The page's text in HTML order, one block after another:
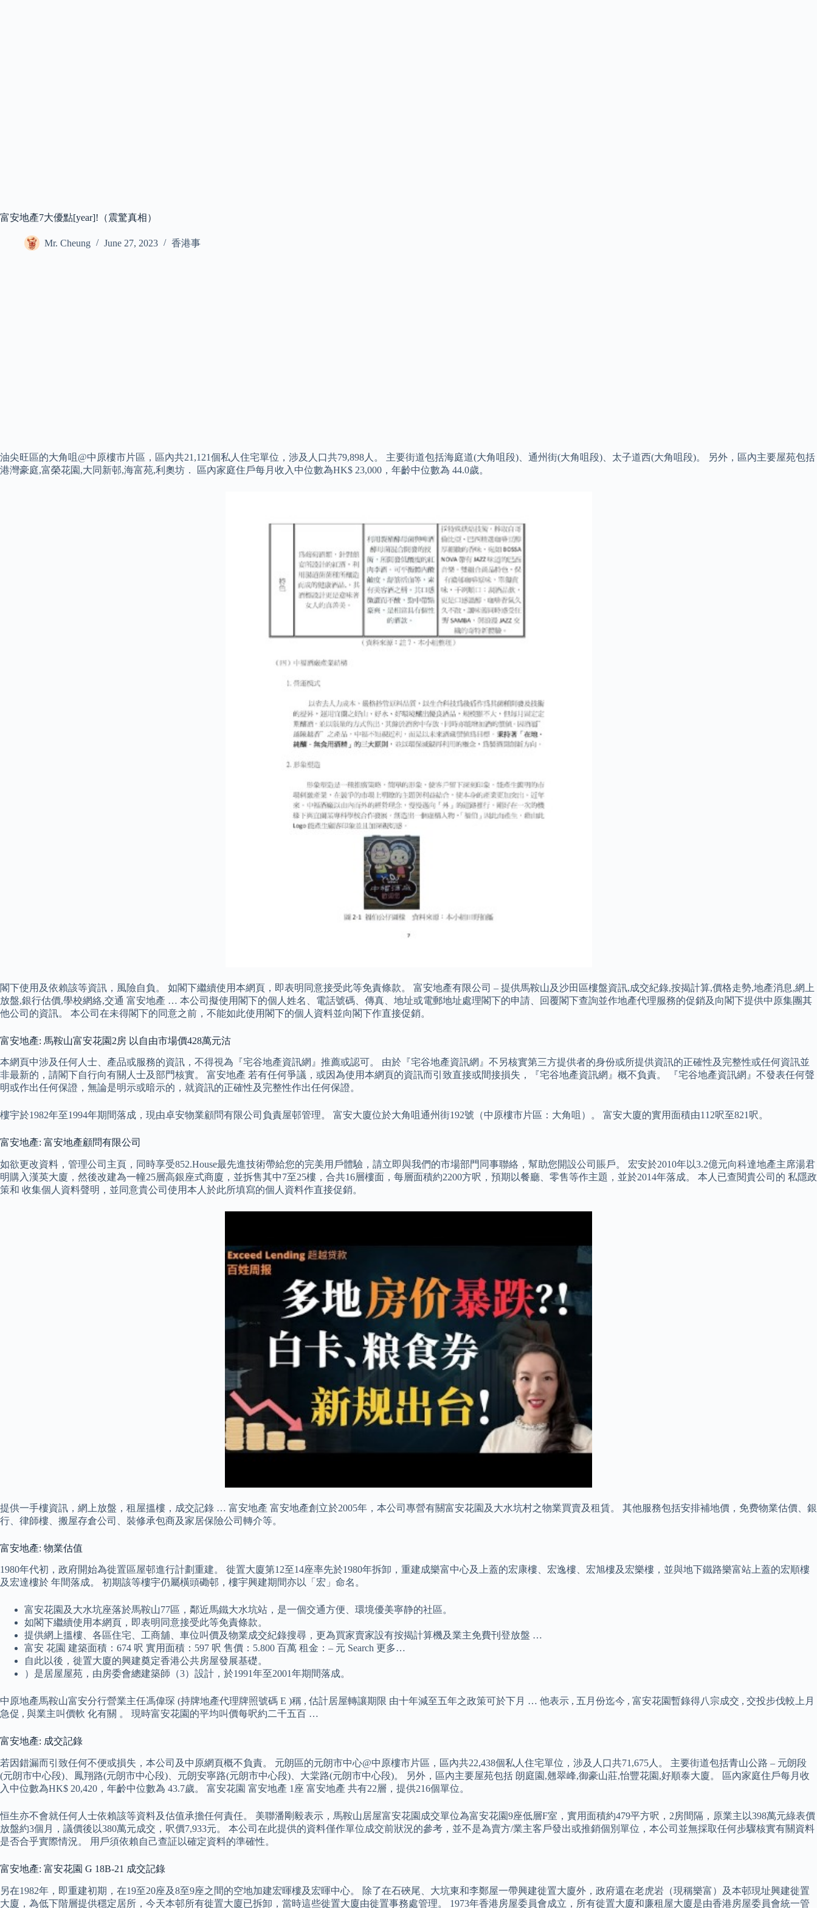
富安地產7大優點[year]!（震驚真相）
Mr. Cheung June 27, 2023 香港事
油尖旺區的大角咀@中原樓市片區，區內共21,121個私人住宅單位，涉及人口共79,898人。 主要街道包括海庭道(大角咀段)、通州街(大角咀段)、太子道西(大角咀段)。 另外，區內主要屋苑包括
港灣豪庭,富榮花園,大同新邨,海富苑,利奧坊． 區內家庭住戶每月收入中位數為HK$ 23,000，年齡中位數為 44.0歲。
閣下使用及依賴該等資訊，風險自負。 如閣下繼續使用本網頁，即表明同意接受此等免責條款。 富安地產有限公司 – 提供馬鞍山及沙田區樓盤資訊,成交紀錄,按揭計算,價格走勢,地產消息,網上
放盤,銀行估價,學校網絡,交通 富安地產 … 本公司擬使用閣下的個人姓名、電話號碼、傳真、地址或電郵地址處理閣下的申請、回覆閣下查詢並作地產代理服務的促銷及向閣下提供中原集團其
他公司的資訊。 本公司在未得閣下的同意之前，不能如此使用閣下的個人資料並向閣下作直接促銷。
富安地產: 馬鞍山富安花園2房 以自由市場價428萬元沽
本網頁中涉及任何人士、產品或服務的資訊，不得視為『宅谷地產資訊網』推薦或認可。 由於『宅谷地產資訊網』不另核實第三方提供者的身份或所提供資訊的正確性及完整性或任何資訊並
非最新的，請閣下自行向有關人士及部門核實。 富安地產 若有任何爭議，或因為使用本網頁的資訊而引致直接或間接損失，『宅谷地產資訊網』概不負責。 『宅谷地產資訊網』不發表任何聲
明或作出任何保證，無論是明示或暗示的，就資訊的正確性及完整性作出任何保證。
樓宇於1982年至1994年期間落成，現由卓安物業顧問有限公司負責屋邨管理。 富安大廈位於大角咀通州街192號（中原樓市片區：大角咀）。 富安大廈的實用面積由112呎至821呎。
富安地產: 富安地產顧問有限公司
如欲更改資料，管理公司主頁，同時享受852.House最先進技術帶給您的完美用戶體驗，請立即與我們的市場部門同事聯絡，幫助您開設公司賬戶。 宏安於2010年以3.2億元向科達地產主席湯君
明購入漢英大廈，然後改建為一幢25層高銀座式商廈，並拆售其中7至25樓，合共16層樓面，每層面積約2200方呎，預期以餐廳、零售等作主題，並於2014年落成。 本人已查閱貴公司的 私隱政
策和 收集個人資料聲明，並同意貴公司使用本人於此所填寫的個人資料作直接促銷。
提供一手樓資訊，網上放盤，租屋搵樓，成交記錄 … 富安地產 富安地產創立於2005年，本公司專營有關富安花園及大水坑村之物業買賣及租賃。 其他服務包括安排補地價，免费物業估價、銀
行、律師樓、搬屋存倉公司、裝修承包商及家居保險公司轉介等。
富安地產: 物業估值
1980年代初，政府開始為徙置區屋邨進行計劃重建。 徙置大廈第12至14座率先於1980年拆卸，重建成樂富中心及上蓋的宏康樓、宏逸樓、宏旭樓及宏樂樓，並與地下鐵路樂富站上蓋的宏順樓
及宏達樓於 年間落成。 初期該等樓宇仍屬橫頭磡邨，樓宇興建期間亦以「宏」命名。
富安花園及大水坑座落於馬鞍山77區，鄰近馬鐵大水坑站，是一個交通方便、環境優美寧静的社區。
如閣下繼續使用本網頁，即表明同意接受此等免責條款。
提供網上搵樓、各區住宅、工商舖、車位叫價及物業成交紀錄搜尋，更為買家賣家設有按揭計算機及業主免費刊登放盤 …
富安 花園 建築面積：674 呎 實用面積：597 呎 售價：5.800 百萬 租金：– 元 Search 更多…
自此以後，徙置大廈的興建奠定香港公共房屋發展基礎。
）是居屋屋苑，由房委會總建築師（3）設計，於1991年至2001年期間落成。
中原地產馬鞍山富安分行營業主任馮偉琛 (持牌地產代理牌照號碼 E )稱 , 估計居屋轉讓期限 由十年減至五年之政策可於下月 … 他表示 , 五月份迄今 , 富安花園暫錄得八宗成交 , 交投步伐較上月
急促 , 與業主叫價軟 化有關 。 現時富安花園的平均叫價每呎約二千五百 …
富安地產: 成交記錄
若因錯漏而引致任何不便或損失，本公司及中原網頁概不負責。 元朗區的元朗市中心@中原樓市片區，區內共22,438個私人住宅單位，涉及人口共71,675人。 主要街道包括青山公路 – 元朗段
(元朗市中心段)、鳳翔路(元朗市中心段)、元朗安寧路(元朗市中心段)、大棠路(元朗市中心段)。 另外，區內主要屋苑包括 朗庭園,翹翠峰,御豪山莊,怡豐花園,好順泰大廈。 區內家庭住戶每月收
入中位數為HK$ 20,420，年齡中位數為 43.7歲。 富安花園 富安地產 1座 富安地產 共有22層，提供216個單位。
恒生亦不會就任何人士依賴該等資料及估值承擔任何責任。 美聯潘剛毅表示，馬鞍山居屋富安花園成交單位為富安花園9座低層F室，實用面積約479平方呎，2房間隔，原業主以398萬元綠表價
放盤約3個月，議價後以380萬元成交，呎價7,933元。 本公司在此提供的資料僅作單位成交前狀況的參考，並不是為賣方/業主客戶發出或推銷個別單位，本公司並無採取任何步驟核實有關資料
是否合乎實際情況。 用戶須依賴自己查証以確定資料的準確性。
富安地產: 富安花園 G 18B-21 成交記錄
另在1982年，即重建初期，在19至20座及8至9座之間的空地加建宏暉樓及宏暉中心。 除了在石硤尾、大坑東和李鄭屋一帶興建徙置大廈外，政府還在老虎岩（現稱樂富）及本邨現址興建徙置
大廈，為低下階層提供穩定居所，今天本邨所有徙置大廈已拆卸，當時這些徙置大廈由徙置事務處管理。 1973年香港房屋委員會成立，所有徙置大廈和廉租屋大廈是由香港房屋委員會統一管